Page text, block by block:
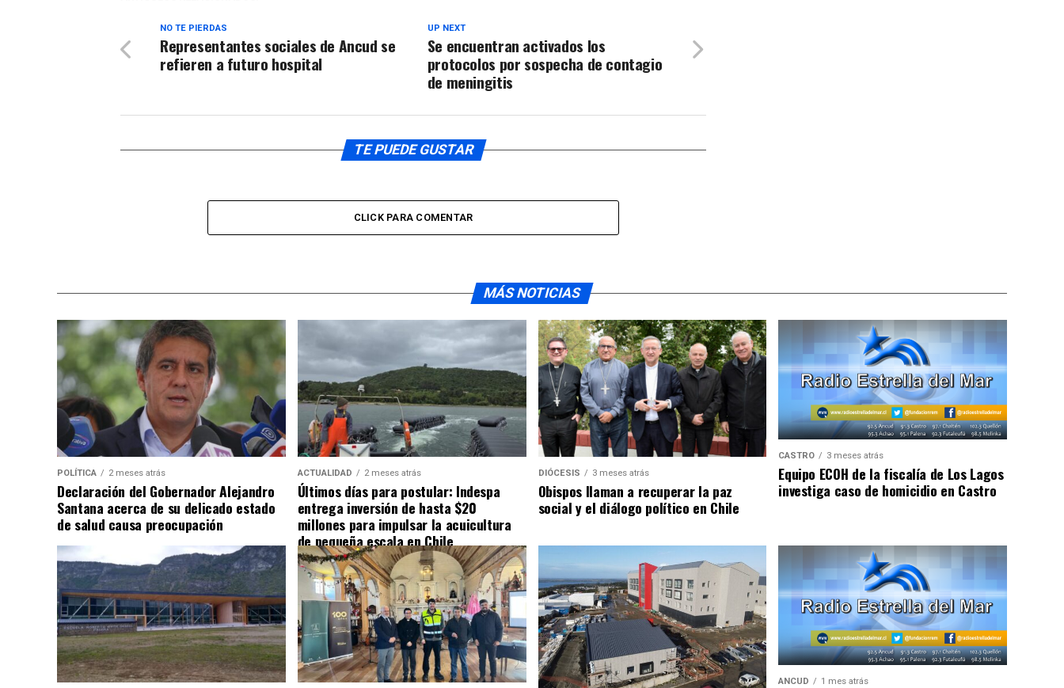
volumen.
UP NEXT
Se encuentran activados los
protocolos por sospecha de contagio
de meningitis
NO TE PIERDAS
Representantes sociales de Ancud se
refieren a futuro hospital
TE PUEDE GUSTAR
CLICK PARA COMENTAR
MÁS NOTICIAS
POLÍTICA 2 meses atrás
Declaración del Gobernador Alejandro
Santana acerca de su delicado estado
de salud causa preocupación
ACTUALIDAD 2 meses atrás
Últimos días para postular: Indespa
entrega inversión de hasta $20
millones para impulsar la acuicultura
de pequeña escala en Chile
DIÓCESIS 3 meses atrás
Obispos llaman a recuperar la paz
social y el diálogo político en Chile
CASTRO 3 meses atrás
Equipo ECOH de la fiscalía de Los Lagos
investiga caso de homicidio en Castro
ANCUD 1 mes atrás